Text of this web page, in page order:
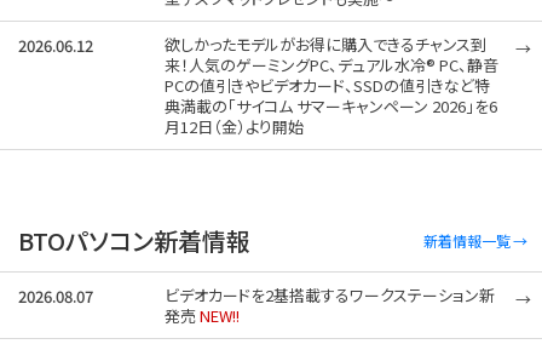
BTOパソコン新着情報 新着情報一覧